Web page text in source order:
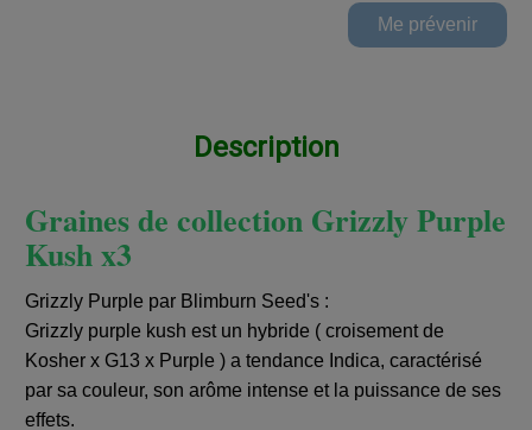
Description
Graines de collection Grizzly Purple
Kush x3
Grizzly Purple par Blimburn Seed's :
Grizzly purple kush est un hybride ( croisement de
Kosher x G13 x Purple ) a tendance Indica, caractérisé
par sa couleur, son arôme intense et la puissance de ses
effets.